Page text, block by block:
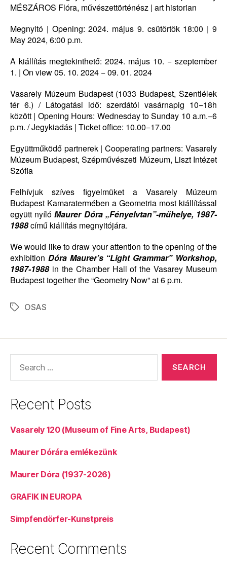
MÉSZÁROS Flóra, művészettörténész | art historian
Megnyitó | Opening: 2024. május 9. csütörtök 18:00 | 9
May 2024, 6:00 p.m.
A kiállítás megtekinthető: 2024. május 10. − szeptember
1. | On view 05. 10. 2024 − 09. 01. 2024
Vasarely Múzeum Budapest (1033 Budapest, Szentlélek
tér 6.) / Látogatási idő: szerdától vasárnapig 10−18h
között | Opening Hours: Wednesday to Sunday 10 a.m.−6
p.m. / Jegykiadás | Ticket office: 10.00−17.00
Együttműködő partnerek | Cooperating partners: Vasarely
Múzeum Budapest, Szépművészeti Múzeum, Liszt Intézet
Szófia
Felhívjuk szíves figyelmüket a Vasarely Múzeum
Budapest Kamaratermében a Geometria most kiállítással
együtt nyílóMaurer Dóra „Fényelvtan”-műhelye, 1987-
1988című kiállítás megnyitójára.
We would like to draw your attention to the opening of the
exhibition Dóra Maurer’s “Light Grammar” Workshop,
1987-1988in the Chamber Hall of the Vasarey Museum
Budapest together the “Geometry Now” at 6 p.m.
TagsOSAS
Recent Posts
Vasarely 120 (Museum of Fine Arts, Budapest)
Maurer Dórára emlékezünk
Maurer Dóra (1937-2026)
GRAFIK IN EUROPA
Simpfendörfer-Kunstpreis
Recent Comments